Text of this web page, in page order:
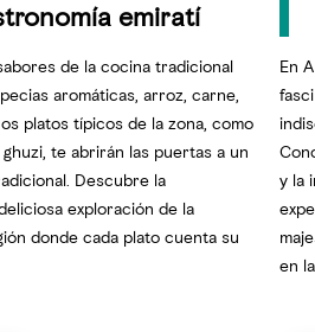
emiratí
de la cocina tradicional
aromáticas, arroz, carne,
platos típicos de la zona, como
te abrirán las puertas a un
Descubre la
exploración de la
donde cada plato cuenta su
En
y la
en